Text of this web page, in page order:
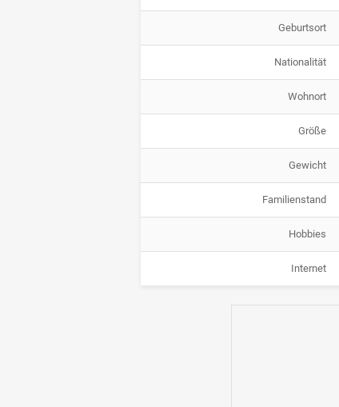
Geburtsort
Nationalität
Wohnort
Größe
Gewicht
Familienstand
Hobbies
Internet